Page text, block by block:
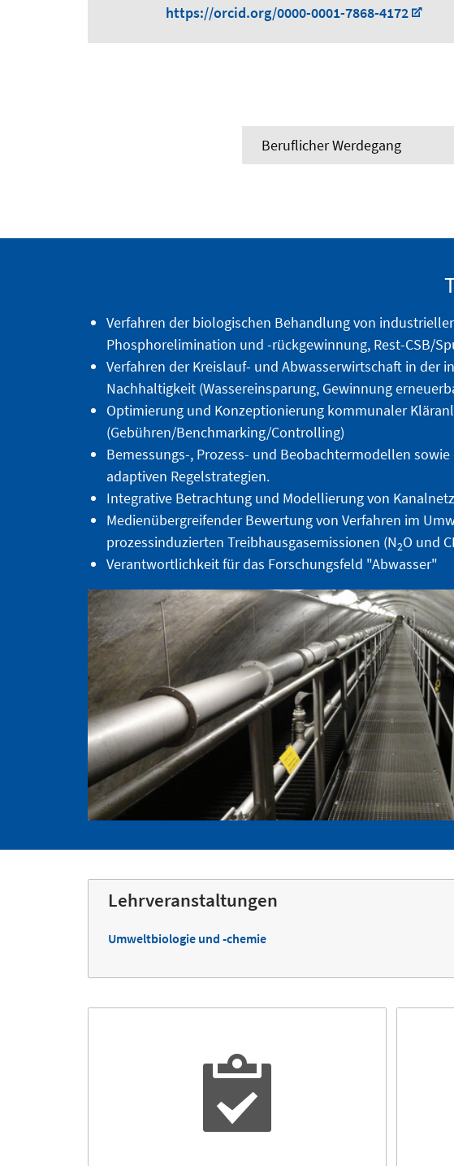
https://orcid.org/0000-0001-7868-4172
Beruflicher Werdegang
Verfahren der biologischen Behandlung von
Phosphorelimination und -rückgewinnung, Rest-CSB/
Verfahren der Kreislauf- und Abwasserwirtschaft in der
Nachhaltigkeit (Wassereinsparung, Gewinnung
Optimierung und Konzeptionierung kommunaler
(Gebühren/Benchmarking/Controlling)
Bemessungs-, Prozess- und Beobachtermodellen
adaptiven Regelstrategien.
Integrative Betrachtung und Modellierung von
Medienübergreifender Bewertung von Verfahren im
prozessinduzierten Treibhausgasemissionen (N2O und
Verantwortlichkeit für das Forschungsfeld "Abwasser"
Lehrveranstaltungen
Umweltbiologie und -chemie